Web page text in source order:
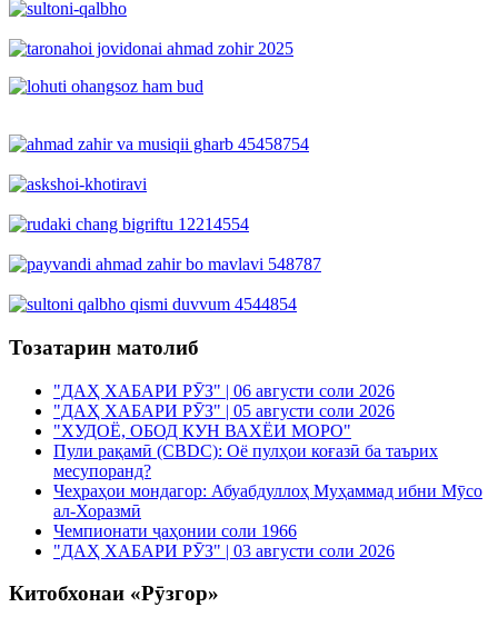
Тозатарин матолиб
"ДАҲ ХАБАРИ РӮЗ" | 06 августи соли 2026
"ДАҲ ХАБАРИ РӮЗ" | 05 августи соли 2026
"ХУДОЁ, ОБОД КУН ВАХЁИ МОРО"
Пули рақамӣ (CBDC): Оё пулҳои коғазӣ ба таърих
месупоранд?
Чеҳраҳои мондагор: Абуабдуллоҳ Муҳаммад ибни Мӯсо
ал-Хоразмӣ
Чемпионати ҷаҳонии соли 1966
"ДАҲ ХАБАРИ РӮЗ" | 03 августи соли 2026
Китобхонаи «Рӯзгор»